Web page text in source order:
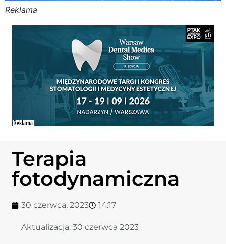
Reklama
Terapia
fotodynamiczna
30 czerwca, 2023 14:17
Aktualizacja:30 czerwca 2023